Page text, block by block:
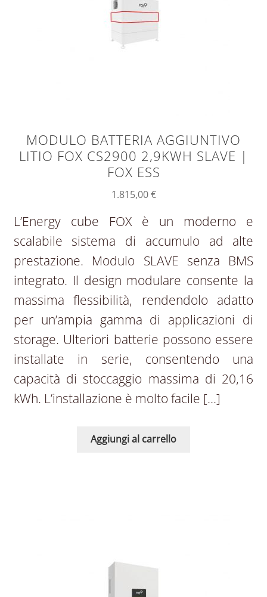
MODULO BATTERIA AGGIUNTIVO
LITIO FOX CS2900 2,9KWH SLAVE |
FOX ESS
1.815,00€
L’Energy cube FOX è un moderno e
scalabile sistema di accumulo ad alte
prestazione. Modulo SLAVE senza BMS
integrato. Il design modulare consente la
massima flessibilità, rendendolo adatto
per un’ampia gamma di applicazioni di
storage. Ulteriori batterie possono essere
installate in serie, consentendo una
capacità di stoccaggio massima di 20,16
kWh. L’installazione è molto facile […]
Aggiungi al carrello